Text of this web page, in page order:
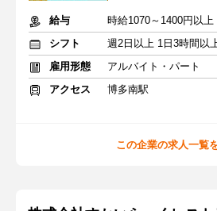
給与
時給1070～1400円以
シフト
週2日以上 1日3時間以
雇用形態
アルバイト・パート
アクセス
博多南駅
この企業の求人一覧